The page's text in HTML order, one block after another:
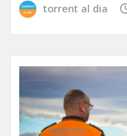
torrent al dia